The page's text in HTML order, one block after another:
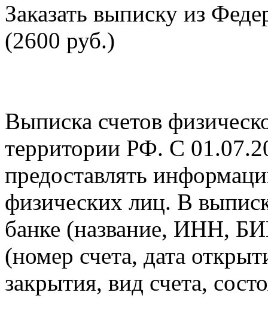
Заказать выписку из
(2600 руб.)
Выписка счетов
территории РФ. С
предоставлять
физических лиц. В
банке (название, ИНН,
(номер счета, дата
закрытия, вид счета,